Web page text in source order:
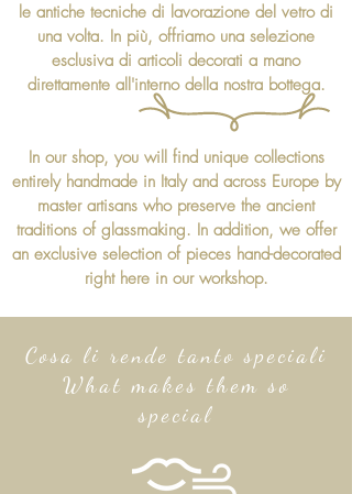
le antiche tecniche di lavorazione del vetro di
una volta. In più, offriamo una selezione
esclusiva di articoli decorati a mano
direttamente all'interno della nostra bottega.
In our shop, you will find unique collections
entirely handmade in Italy and across Europe by
master artisans who preserve the ancient
traditions of glassmaking. In addition, we offer
an exclusive selection of pieces hand-decorated
right here in our workshop.
Cosa li rende tanto speciali
What makes them so
special